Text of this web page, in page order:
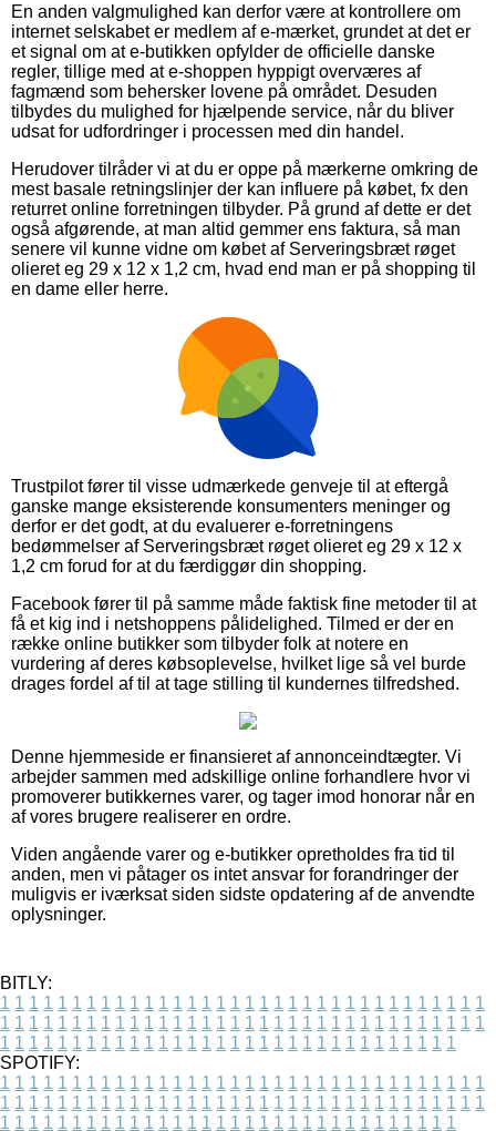
En anden valgmulighed kan derfor være at kontrollere om
internet selskabet er medlem af e-mærket, grundet at det er
et signal om at e-butikken opfylder de officielle danske
regler, tillige med at e-shoppen hyppigt overværes af
fagmænd som behersker lovene på området. Desuden
tilbydes du mulighed for hjælpende service, når du bliver
udsat for udfordringer i processen med din handel.
Herudover tilråder vi at du er oppe på mærkerne omkring de
mest basale retningslinjer der kan influere på købet, fx den
returret online forretningen tilbyder. På grund af dette er det
også afgørende, at man altid gemmer ens faktura, så man
senere vil kunne vidne om købet af Serveringsbræt røget
olieret eg 29 x 12 x 1,2 cm, hvad end man er på shopping til
en dame eller herre.
Trustpilot fører til visse udmærkede genveje til at eftergå
ganske mange eksisterende konsumenters meninger og
derfor er det godt, at du evaluerer e-forretningens
bedømmelser af Serveringsbræt røget olieret eg 29 x 12 x
1,2 cm forud for at du færdiggør din shopping.
Facebook fører til på samme måde faktisk fine metoder til at
få et kig ind i netshoppens pålidelighed. Tilmed er der en
række online butikker som tilbyder folk at notere en
vurdering af deres købsoplevelse, hvilket lige så vel burde
drages fordel af til at tage stilling til kundernes tilfredshed.
Denne hjemmeside er finansieret af annonceindtægter. Vi
arbejder sammen med adskillige online forhandlere hvor vi
promoverer butikkernes varer, og tager imod honorar når en
af vores brugere realiserer en ordre.
Viden angående varer og e-butikker opretholdes fra tid til
anden, men vi påtager os intet ansvar for forandringer der
muligvis er iværksat siden sidste opdatering af de anvendte
oplysninger.
BITLY:
1 1 1 1 1 1 1 1 1 1 1 1 1 1 1 1 1 1 1 1 1 1 1 1 1 1 1 1 1 1 1 1 1 1
1 1 1 1 1 1 1 1 1 1 1 1 1 1 1 1 1 1 1 1 1 1 1 1 1 1 1 1 1 1 1 1 1 1
1 1 1 1 1 1 1 1 1 1 1 1 1 1 1 1 1 1 1 1 1 1 1 1 1 1 1 1 1 1 1 1
SPOTIFY:
1 1 1 1 1 1 1 1 1 1 1 1 1 1 1 1 1 1 1 1 1 1 1 1 1 1 1 1 1 1 1 1 1 1
1 1 1 1 1 1 1 1 1 1 1 1 1 1 1 1 1 1 1 1 1 1 1 1 1 1 1 1 1 1 1 1 1 1
1 1 1 1 1 1 1 1 1 1 1 1 1 1 1 1 1 1 1 1 1 1 1 1 1 1 1 1 1 1 1 1